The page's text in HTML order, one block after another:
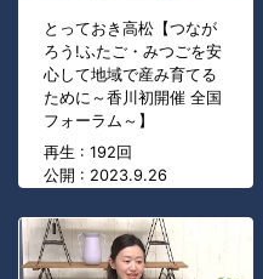
とっておき高松【つなが
ろう!ふたご・みつごを安
心して地域で産み育てる
ために～香川初開催 全国
フォーラム～】
再生 : 192回
公開 : 2023.9.26